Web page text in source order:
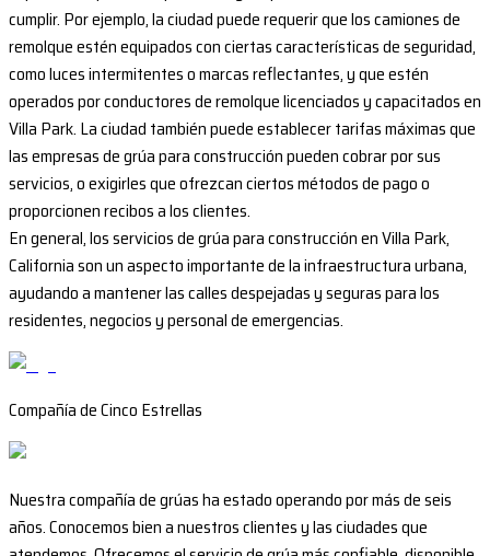
cumplir. Por ejemplo, la ciudad puede requerir que los camiones de
remolque estén equipados con ciertas características de seguridad,
como luces intermitentes o marcas reflectantes, y que estén
operados por conductores de remolque licenciados y capacitados en
Villa Park. La ciudad también puede establecer tarifas máximas que
las empresas de grúa para construcción pueden cobrar por sus
servicios, o exigirles que ofrezcan ciertos métodos de pago o
proporcionen recibos a los clientes.
En general, los servicios de grúa para construcción en Villa Park,
California son un aspecto importante de la infraestructura urbana,
ayudando a mantener las calles despejadas y seguras para los
residentes, negocios y personal de emergencias.
Compañía de Cinco Estrellas
Nuestra compañía de grúas ha estado operando por más de seis
años. Conocemos bien a nuestros clientes y las ciudades que